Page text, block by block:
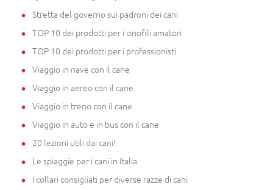
Stretta del governo sui padroni dei cani
TOP 10 dei prodotti per i cinofili amatori
TOP 10 dei prodotti per i professionisti
Viaggio in nave con il cane
Viaggio in aereo con il cane
Viaggio in treno con il cane
Viaggio in auto e in bus con il cane
20 lezioni utili dai cani!
Le spiaggie per i cani in Italia
I collari consigliati per diverse razze di cani